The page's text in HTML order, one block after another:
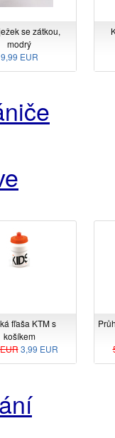
se zátkou,
modrý
9,99 EUR
fľaša KTM s
košíkem
3,99 EUR